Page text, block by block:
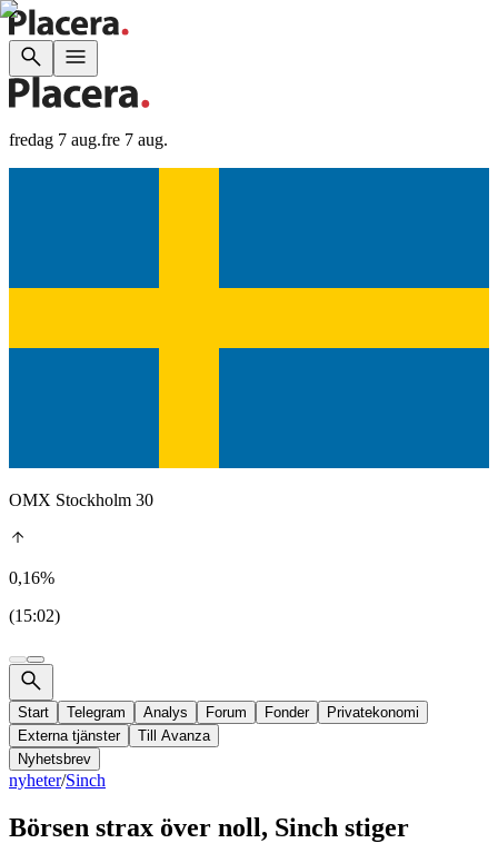
fredag 7 aug.fre 7 aug.
OMX Stockholm 30
0,16%
(15:02)
Start Telegram Analys Forum Fonder
Privatekonomi
Externa tjänster
Till Avanza
Nyhetsbrev
nyheter/Sinch
Börsen strax över noll, Sinch stiger